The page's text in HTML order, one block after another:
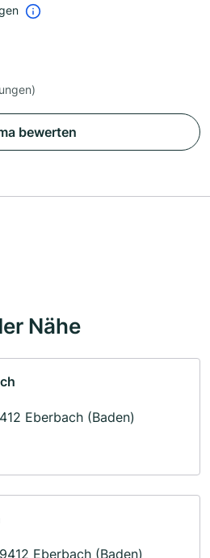
bewerten
Nähe
Eberbach (Baden)
Eberbach (Baden)